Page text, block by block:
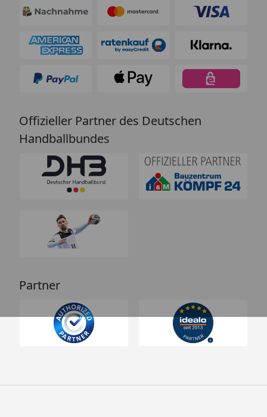
Offizieller Partner des Deutschen
Handballbundes
Partner